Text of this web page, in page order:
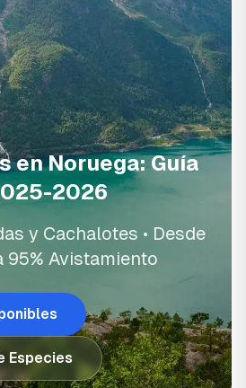
en Noruega: Guía
2026
y Cachalotes • Desde
95% Avistamiento
Especies